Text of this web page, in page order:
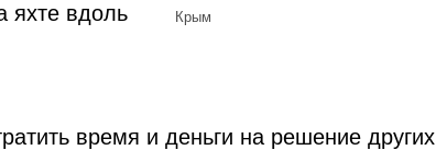
Крым
яхте вдоль
время и деньги на решение других